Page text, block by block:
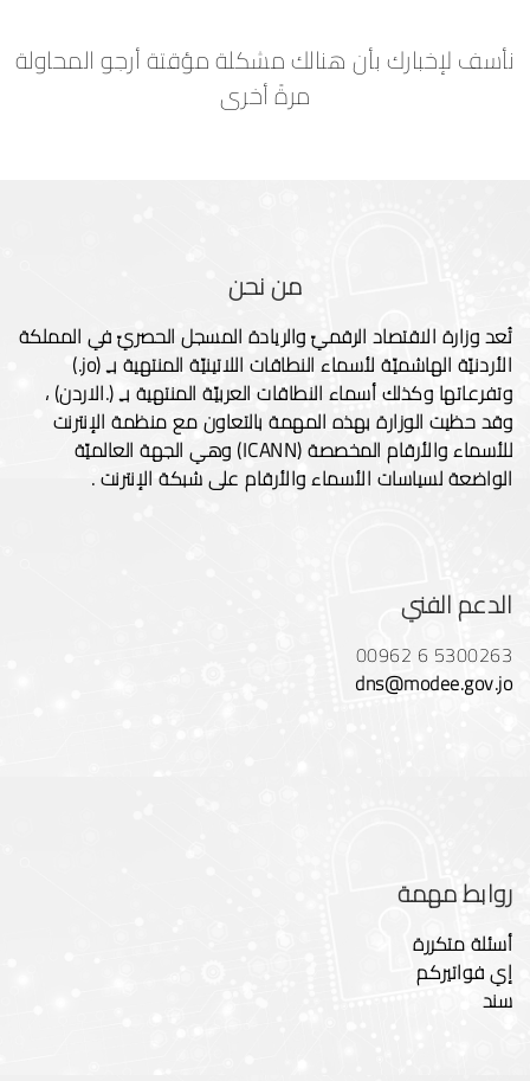
نأسف لإخبارك بأن هنالك مشكلة مؤقتة أرجو المحاولة
مرةً أخرى
من نحن
تُعد وزارة الاقتصاد الرقميّ والريادة المسجل الحصريّ في المملكة
الأردنيّة الهاشميّة لأسماء النطاقات اللاتينيّة المنتهية بـِ (jo.)
وتفرعاتها وكذلك أسماء النطاقات العربيّة المنتهية بـِ (.الاردن) ،
وقد حظيت الوزارة بهذه المهمة بالتعاون مع منظمة الإنترنت
للأسماء والأرقام المخصصة (ICANN) وهي الجهة العالميّة
الواضعة لسياسات الأسماء والأرقام على شبكة الإنترنت .
الدعم الفني
00962 6 5300263
dns@modee.gov.jo
روابط مهمة
أسئلة متكررة
إي فواتيركم
سند